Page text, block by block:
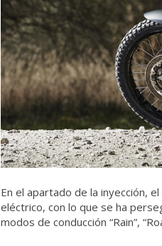
En el apartado de la inyección,
eléctrico, con lo que se ha
modos de conducción “Rain”,